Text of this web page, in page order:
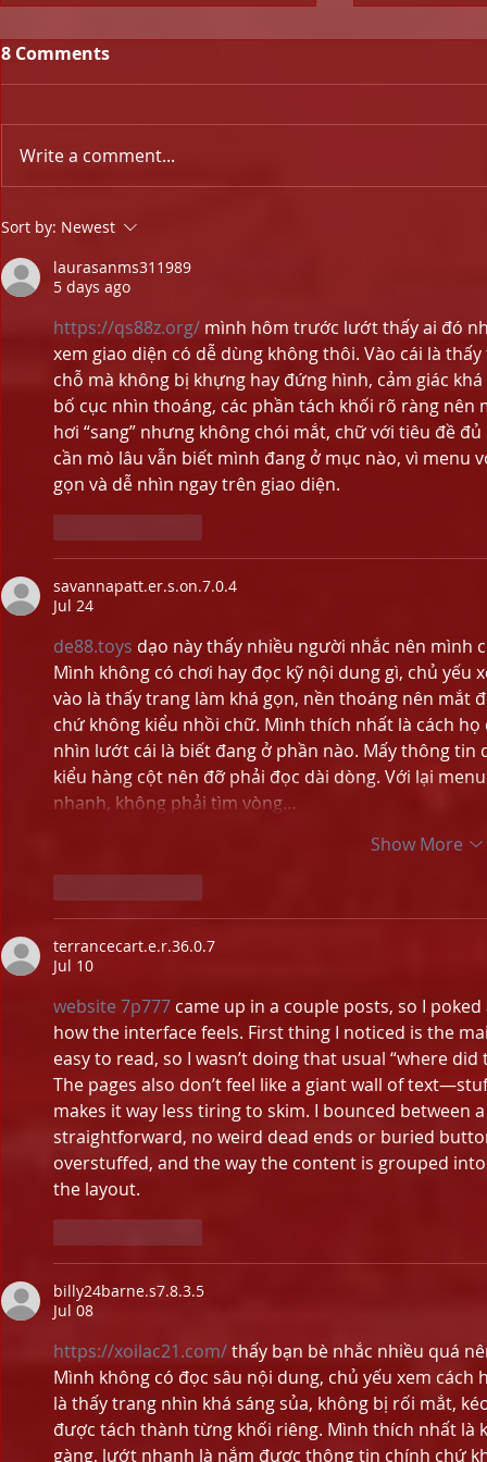
NIGHT-BEFORE NOTES: CL
8 Comments
Write a comment...
Sort by: Newest
laurasanms311989
5 days ago
https://qs88z.org/ mình hôm trước lướt thấy ai đó
xem giao diện có dễ dùng không thôi. Vào cái là
chỗ mà không bị khựng hay đứng hình, cảm giác
bố cục nhìn thoáng, các phần tách khối rõ ràng nên
hơi “sang” nhưng không chói mắt, chữ với tiêu đề
cần mò lâu vẫn biết mình đang ở mục nào, vì menu
gọn và dễ nhìn ngay trên giao diện.
savannapatt.er.s.on.7.0.4
Jul 24
de88.toys dạo này thấy nhiều người nhắc nên mình
Mình không có chơi hay đọc kỹ nội dung gì, chủ yếu
vào là thấy trang làm khá gọn, nền thoáng nên mắt
chứ không kiểu nhồi chữ. Mình thích nhất là cách
nhìn lướt cái là biết đang ở phần nào. Mấy thông
kiểu hàng cột nên đỡ phải đọc dài dòng. Với lại
nhanh, không phải tìm vòng…
Show More
terrancecart.e.r.36.0.7
Jul 10
website 7p777 came up in a couple posts, so I
how the interface feels. First thing I noticed is the
easy to read, so I wasn’t doing that usual “where
The pages also don’t feel like a giant wall of
makes it way less tiring to skim. I bounced between
straightforward, no weird dead ends or buried
overstuffed, and the way the content is grouped
the layout.
billy24barne.s7.8.3.5
Jul 08
https://xoilac21.com/ thấy bạn bè nhắc nhiều quá
Mình không có đọc sâu nội dung, chủ yếu xem
là thấy trang nhìn khá sáng sủa, không bị rối mắt,
được tách thành từng khối riêng. Mình thích nhất là
gàng, lướt nhanh là nắm được thông tin chính chứ